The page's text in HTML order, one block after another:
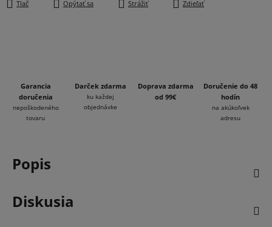
Tlač Opýtať sa Strážiť Zdieľať
Garancia
doručenia
nepoškodeného
tovaru
Darček zdarma
ku každej
objednávke
Doprava zdarma
od 99€
Doručenie do 48
hodín
na akúkoľvek
adresu
Popis
Diskusia